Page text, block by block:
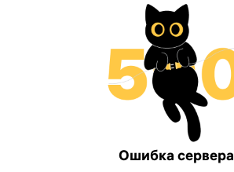
Ошибка сервера